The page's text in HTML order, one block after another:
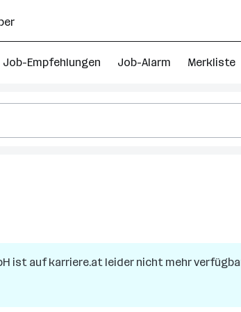
Job-Empfehlungen Job-Alarm Merkliste
ist auf karriere.at leider nicht mehr